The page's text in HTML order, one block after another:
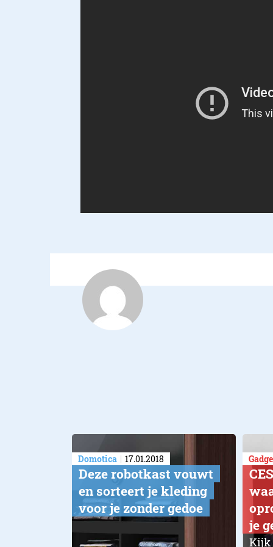
Domotica 17.01.2018
Deze robotkast vouwt
en sorteert je kleding
voor je zonder gedoe
je
Kijk